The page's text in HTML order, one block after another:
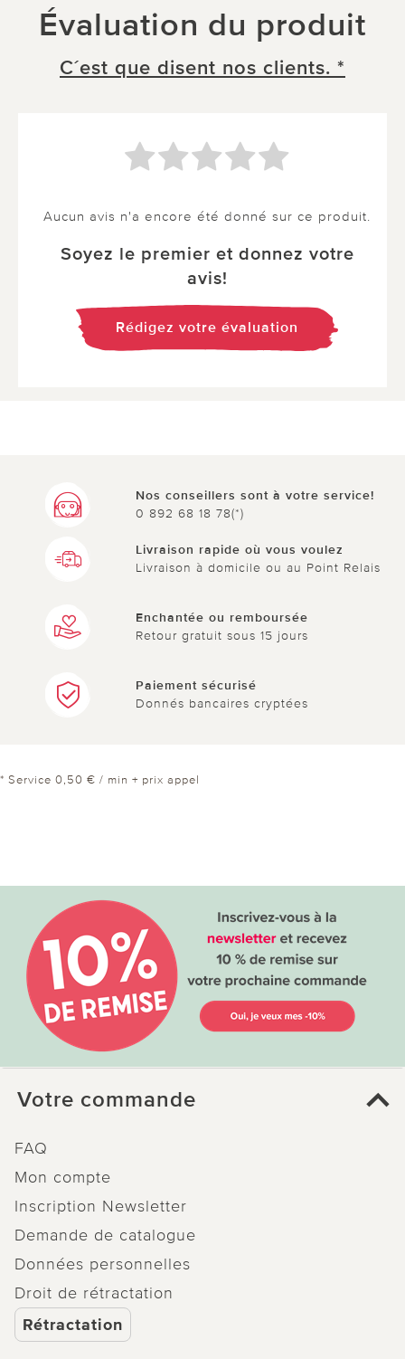
Évaluation du produit
C´est que disent nos clients. *
Aucun avis n'a encore été donné sur ce produit.
Soyez le premier et donnez votre
avis!
Rédigez votre évaluation
Nos conseillers sont à votre service!
0 892 68 18 78(*)
Livraison rapide où vous voulez
Livraison à domicile ou au Point Relais
Enchantée ou remboursée
Retour gratuit sous 15 jours
Paiement sécurisé
Donnés bancaires cryptées
* Service 0,50 € / min + prix appel
Votre commande
FAQ
Mon compte
Inscription Newsletter
Demande de catalogue
Données personnelles
Droit de rétractation
Rétractation